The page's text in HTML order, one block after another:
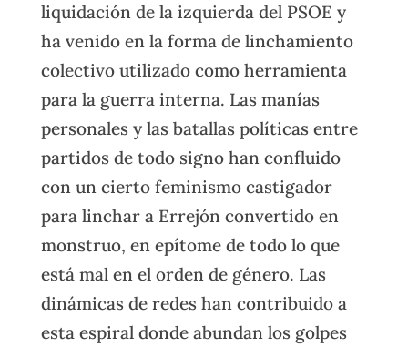
liquidación de la izquierda del PSOE y
ha venido en la forma de linchamiento
colectivo utilizado como herramienta
para la guerra interna. Las manías
personales y las batallas políticas entre
partidos de todo signo han confluido
con un cierto feminismo castigador
para linchar a Errejón convertido en
monstruo, en epítome de todo lo que
está mal en el orden de género. Las
dinámicas de redes han contribuido a
esta espiral donde abundan los golpes